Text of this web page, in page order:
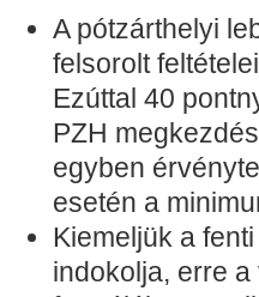
A pótzárthelyi
felsorolt
Ezúttal 40
PZH
egyben
esetén a
Kiemeljük a
indokolja, erre